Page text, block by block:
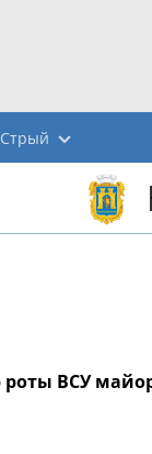
Стрый
роты ВСУ